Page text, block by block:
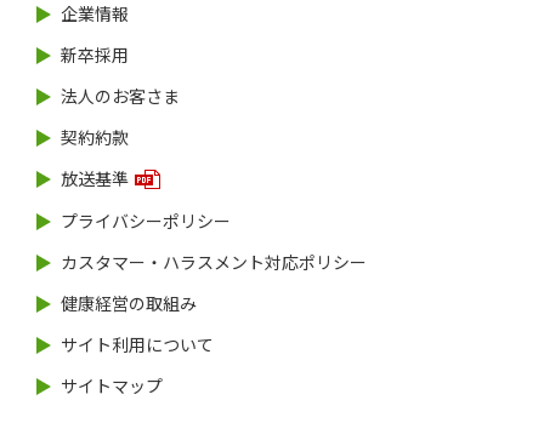
企業情報
新卒採用
法人のお客さま
契約約款
放送基準
プライバシーポリシー
カスタマー・ハラスメント対応ポリシー
健康経営の取組み
サイト利用について
サイトマップ